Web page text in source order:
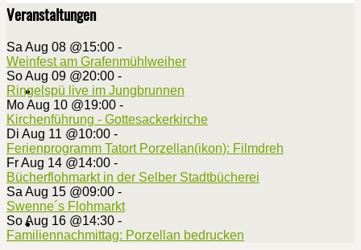
Veranstaltungen
Sa Aug 08 @15:00 -
Weinfest am Grafenmühlweiher
So Aug 09 @20:00 -
Ringelspü live im Jungbrunnen
Mo Aug 10 @19:00 -
Kirchenführung - Gottesackerkirche
Di Aug 11 @10:00 -
Ferienprogramm Tatort Porzellan(ikon): Filmdreh
Fr Aug 14 @14:00 -
Bücherflohmarkt in der Selber Stadtbücherei
Sa Aug 15 @09:00 -
Swenne´s Flohmarkt
So Aug 16 @14:30 -
Familiennachmittag: Porzellan bedrucken